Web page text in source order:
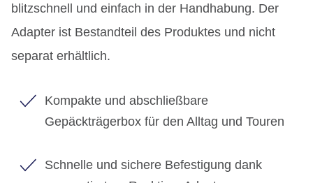
blitzschnell und einfach in der Handhabung. Der
Adapter ist Bestandteil des Produktes und nicht
separat erhältlich.
Kompakte und abschließbare
Gepäckträgerbox für den Alltag und Touren
Schnelle und sichere Befestigung dank